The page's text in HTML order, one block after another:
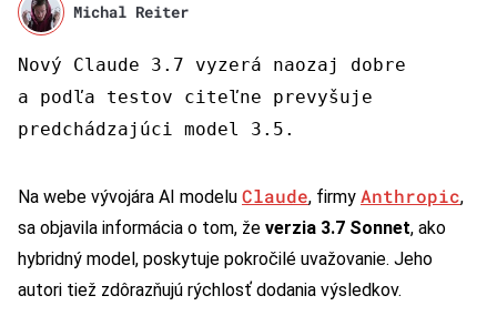
Michal Reiter
Nový Claude 3.7 vyzerá naozaj dobre
a podľa testov citeľne prevyšuje
predchádzajúci model 3.5.
Na webe vývojára AI modelu Claude, firmy Anthropic,
sa objavila informácia o tom, že verzia 3.7 Sonnet, ako
hybridný model, poskytuje pokročilé uvažovanie. Jeho
autori tiež zdôrazňujú rýchlosť dodania výsledkov.